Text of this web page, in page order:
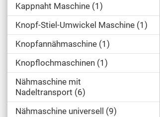
Kappnaht Maschine 1
Knopf-Stiel-Umwickel Maschine 1
Knopfannähmaschine 1
Knopflochmaschinen 1
Nähmaschine mit
Nadeltransport 6
Nähmaschine universell
9